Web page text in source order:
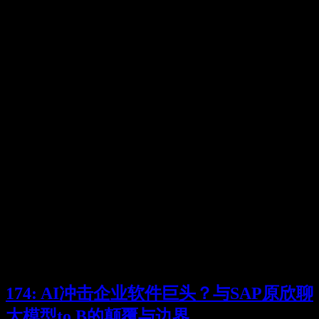
174: AI冲击企业软件巨头？与SAP原欣聊